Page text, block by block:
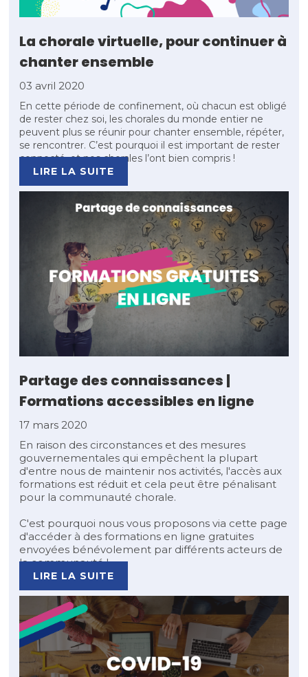
La chorale virtuelle, pour continuer à
chanter ensemble
03 avril 2020
En cette période de confinement, où chacun est obligé
de rester chez soi, les chorales du monde entier ne
peuvent plus se réunir pour chanter ensemble, répéter,
se rencontrer. C’est pourquoi il est important de rester
connecté, et nos chorales l’ont bien compris !
LIRE LA SUITE
Partage des connaissances |
Formations accessibles en ligne
17 mars 2020
En raison des circonstances et des mesures
gouvernementales qui empêchent la plupart
d'entre nous de maintenir nos activités, l'accès aux
formations est réduit et cela peut être pénalisant
pour la communauté chorale.
C'est pourquoi nous vous proposons via cette page
d'accéder à des formations en ligne gratuites
envoyées bénévolement par différents acteurs de
la communauté !
LIRE LA SUITE